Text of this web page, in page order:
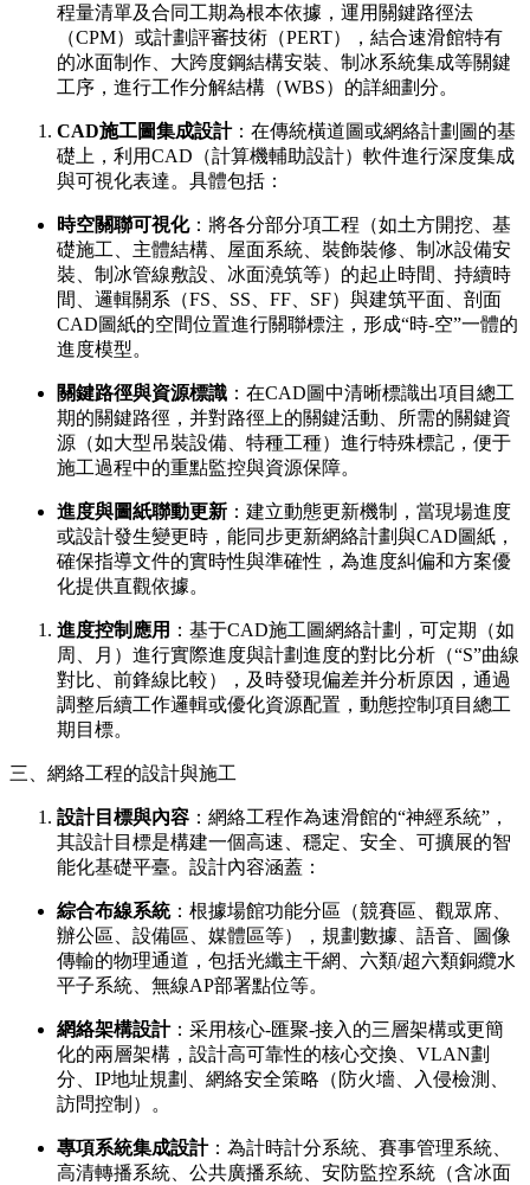
程量清單及合同工期為根本依據，運用關鍵路徑法
（CPM）或計劃評審技術（PERT），結合速滑館特有
的冰面制作、大跨度鋼結構安裝、制冰系統集成等關鍵
工序，進行工作分解結構（WBS）的詳細劃分。
CAD施工圖集成設計：在傳統橫道圖或網絡計劃圖的基
礎上，利用CAD（計算機輔助設計）軟件進行深度集成
與可視化表達。具體包括：
時空關聯可視化：將各分部分項工程（如土方開挖、基
礎施工、主體結構、屋面系統、裝飾裝修、制冰設備安
裝、制冰管線敷設、冰面澆筑等）的起止時間、持續時
間、邏輯關系（FS、SS、FF、SF）與建筑平面、剖面
CAD圖紙的空間位置進行關聯標注，形成“時-空”一體的
進度模型。
關鍵路徑與資源標識 ：在CAD圖中清晰標識出項目總工
期的關鍵路徑，并對路徑上的關鍵活動、所需的關鍵資
源（如大型吊裝設備、特種工種）進行特殊標記，便于
施工過程中的重點監控與資源保障。
進度與圖紙聯動更新 ：建立動態更新機制，當現場進度
或設計發生變更時，能同步更新網絡計劃與CAD圖紙，
確保指導文件的實時性與準確性，為進度糾偏和方案優
化提供直觀依據。
進度控制應用 ：基于CAD施工圖網絡計劃，可定期（如
周、月）進行實際進度與計劃進度的對比分析（“S”曲線
對比、前鋒線比較），及時發現偏差并分析原因，通過
調整后續工作邏輯或優化資源配置，動態控制項目總工
期目標。
三、網絡工程的設計與施工
設計目標與內容 ：網絡工程作為速滑館的“神經系統”，
其設計目標是構建一個高速、穩定、安全、可擴展的智
能化基礎平臺。設計內容涵蓋：
綜合布線系統：根據場館功能分區（競賽區、觀眾席、
辦公區、設備區、媒體區等），規劃數據、語音、圖像
傳輸的物理通道，包括光纖主干網、六類/超六類銅纜水
平子系統、無線AP部署點位等。
網絡架構設計：采用核心-匯聚-接入的三層架構或更簡
化的兩層架構，設計高可靠性的核心交換、VLAN劃
分、IP地址規劃、網絡安全策略（防火墻、入侵檢測、
訪問控制）。
專項系統集成設計：為計時計分系統、賽事管理系統、
高清轉播系統、公共廣播系統、安防監控系統（含冰面